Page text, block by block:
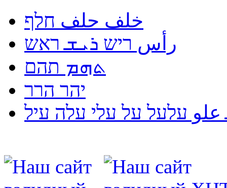
خلف حلف חלף
رأس ריש ܪܝܫ ראש
ܬܗܡ תהם
יהר הרר
עלעל על עלי עלה עיל